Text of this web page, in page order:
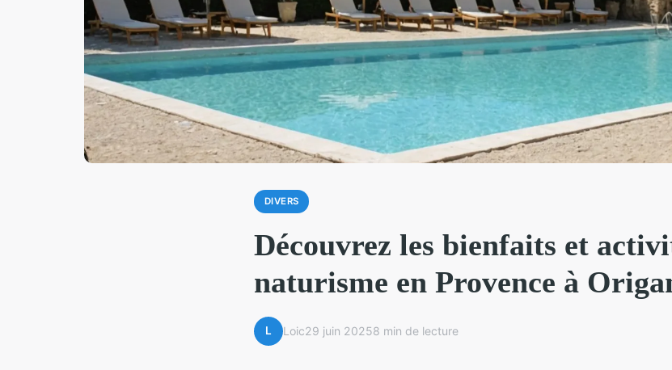
DIVERS
Découvrez les bienfaits et
naturisme en Provence à
L Loic29 juin 20258 min de lecture